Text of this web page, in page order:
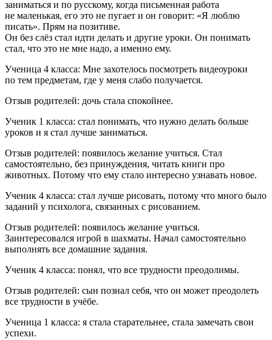
заниматься и по русскому, когда письменная работа
не маленькая, его это не пугает и он говорит: «Я люблю
писать». Прям на позитиве.
Он без слёз стал идти делать и другие уроки. Он понимать
стал, что это не мне надо, а именно ему.
Ученица 4 класса: Мне захотелось посмотреть видеоуроки
по тем предметам, где у меня слабо получается.
Отзыв родителей: дочь стала спокойнее.
Ученик 1 класса: стал понимать, что нужно делать больше
уроков и я стал лучше заниматься.
Отзыв родителей: появилось желание учиться. Стал
самостоятельно, без принуждения, читать книги про
животных. Потому что ему стало интересно узнавать новое.
Ученик 4 класса: стал лучше рисовать, потому что много было
заданий у психолога, связанных с рисованием.
Отзыв родителей: появилось желание учиться.
Заинтересовался игрой в шахматы. Начал самостоятельно
выполнять все домашние задания.
Ученик 4 класса: понял, что все трудности преодолимы.
Отзыв родителей: сын познал себя, что он может преодолеть
все трудности в учёбе.
Ученица 1 класса: я стала старательнее, стала замечать свои
успехи.